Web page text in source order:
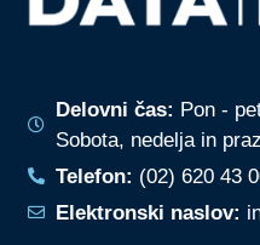
Delovni čas: Pon -
Sobota, nedelja in
Telefon: (02) 620 43
Elektronski naslov: